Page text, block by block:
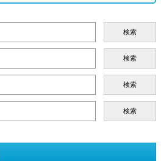
検索
検索
検索
検索